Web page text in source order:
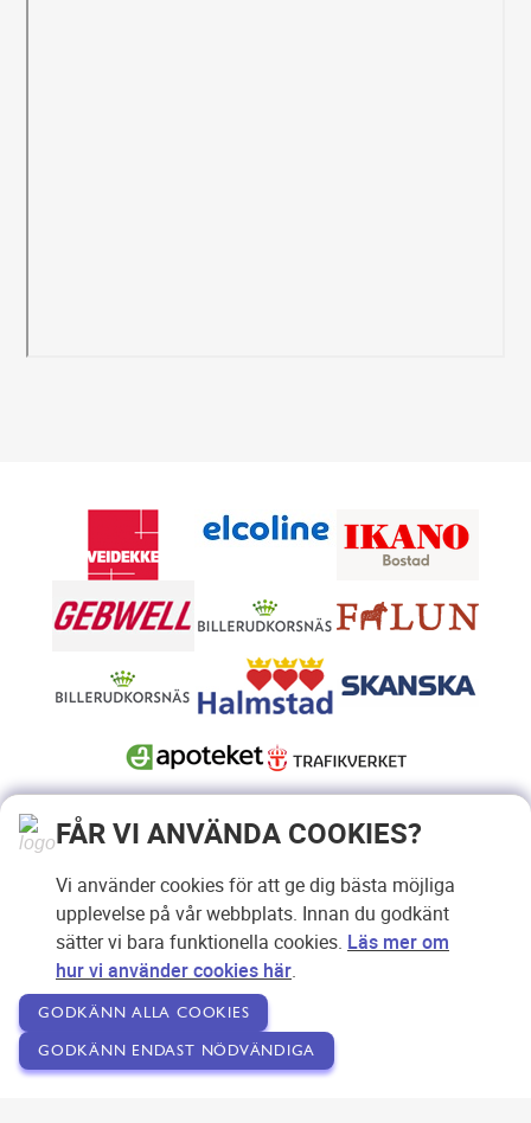
FÅR VI ANVÄNDA COOKIES?
Vi använder cookies för att ge dig bästa möjliga
upplevelse på vår webbplats. Innan du godkänt
sätter vi bara funktionella cookies. Läs mer om
hur vi använder cookies här.
GODKÄNN ALLA COOKIES
GODKÄNN ENDAST NÖDVÄNDIGA